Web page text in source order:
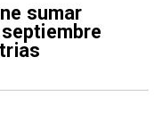
sumar